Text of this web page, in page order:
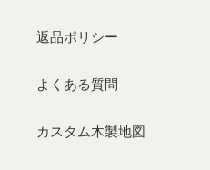
返品ポリシー
よくある質問
カスタム木製地図